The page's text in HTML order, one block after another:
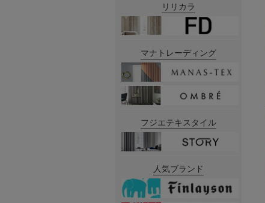
リリカラ
マナトレーディング
フジエテキスタイル
人気ブランド